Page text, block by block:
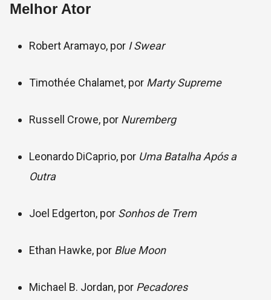
Melhor Ator
Robert Aramayo, por I Swear
Timothée Chalamet, por Marty Supreme
Russell Crowe, por Nuremberg
Leonardo DiCaprio, por Uma Batalha Após a
Outra
Joel Edgerton, por Sonhos de Trem
Ethan Hawke, por Blue Moon
Michael B. Jordan, por Pecadores